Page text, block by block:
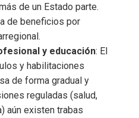
de un Estado parte.
de beneficios por
y educación: El
y habilitaciones
de forma gradual y
reguladas (salud,
aún existen trabas